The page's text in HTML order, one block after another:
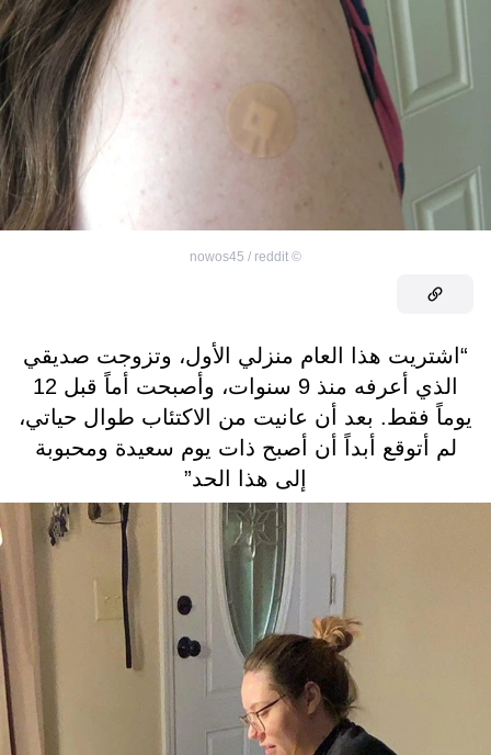
©
nowos45 / reddit
“اشتريت هذا العام منزلي الأول، وتزوجت صديقي
الذي أعرفه منذ 9 سنوات، وأصبحت أماً قبل 12
يوماً فقط. بعد أن عانيت من الاكتئاب طوال حياتي،
لم أتوقع أبداً أن أصبح ذات يوم سعيدة ومحبوبة
إلى هذا الحد”